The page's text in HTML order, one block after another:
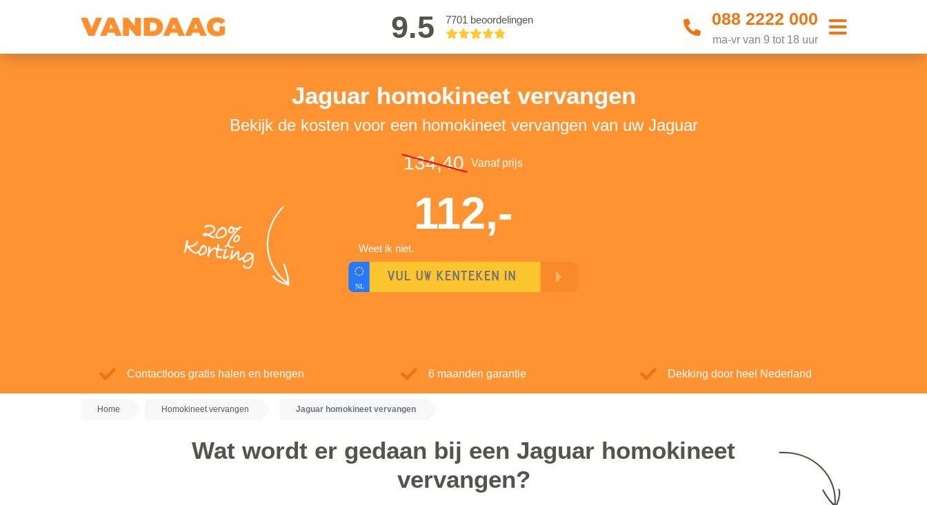
9.5 7701 beoordelingen 088 2222 000
ma-vr van 9 tot 18 uur
Jaguar homokineet vervangen
Bekijk de kosten voor een homokineet vervangen van uw Jaguar
20%
Korting
134,40 Vanaf prijs
112,-
Weet ik niet.
Contactloos gratis halen en brengen 6 maanden garantie Dekking door heel Nederland
Home Homokineet vervangen Jaguar homokineet vervangen
Wat wordt er gedaan bij een Jaguar homokineet
vervangen?